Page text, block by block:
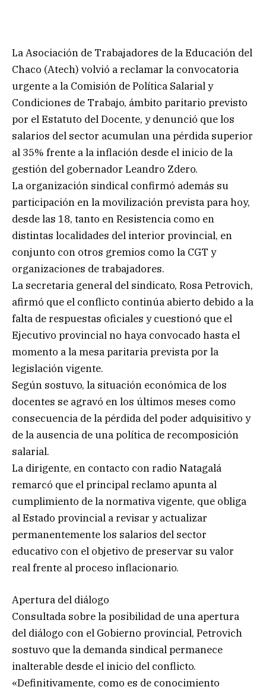
La Asociación de Trabajadores de la Educación del
Chaco (Atech) volvió a reclamar la convocatoria
urgente a la Comisión de Política Salarial y
Condiciones de Trabajo, ámbito paritario previsto
por el Estatuto del Docente, y denunció que los
salarios del sector acumulan una pérdida superior
al 35% frente a la inflación desde el inicio de la
gestión del gobernador Leandro Zdero.
La organización sindical confirmó además su
participación en la movilización prevista para hoy,
desde las 18, tanto en Resistencia como en
distintas localidades del interior provincial, en
conjunto con otros gremios como la CGT y
organizaciones de trabajadores.
La secretaria general del sindicato, Rosa Petrovich,
afirmó que el conflicto continúa abierto debido a la
falta de respuestas oficiales y cuestionó que el
Ejecutivo provincial no haya convocado hasta el
momento a la mesa paritaria prevista por la
legislación vigente.
Según sostuvo, la situación económica de los
docentes se agravó en los últimos meses como
consecuencia de la pérdida del poder adquisitivo y
de la ausencia de una política de recomposición
salarial.
La dirigente, en contacto con radio Natagalá
remarcó que el principal reclamo apunta al
cumplimiento de la normativa vigente, que obliga
al Estado provincial a revisar y actualizar
permanentemente los salarios del sector
educativo con el objetivo de preservar su valor
real frente al proceso inflacionario.
Apertura del diálogo
Consultada sobre la posibilidad de una apertura
del diálogo con el Gobierno provincial, Petrovich
sostuvo que la demanda sindical permanece
inalterable desde el inicio del conflicto.
«Definitivamente, como es de conocimiento